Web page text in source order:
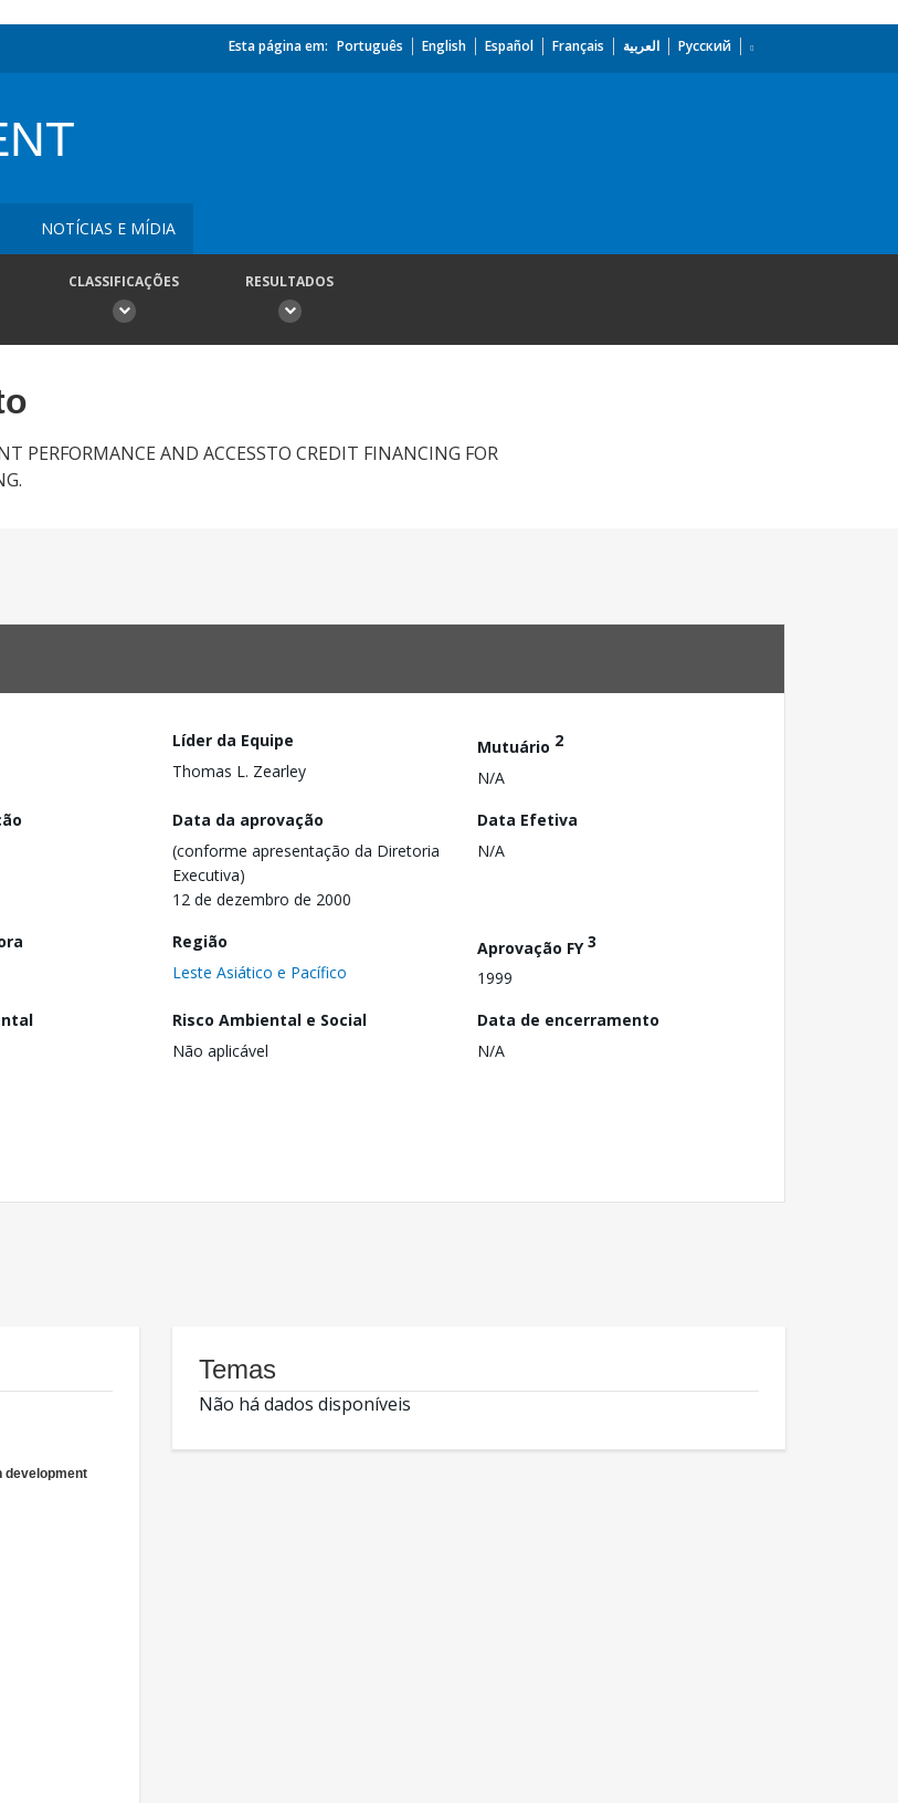
Esta página em: Português English Español Français العربية Русский
NOTÍCIAS E MÍDIA
CLASSIFICAÇÕES RESULTADOS
PERFORMANCE AND ACCESSTO CREDIT FINANCING FOR
Líder da Equipe
Thomas L. Zearley
Mutuário 2
N/A
Data da aprovação
(conforme apresentação da Diretoria
Executiva)
12 de dezembro de 2000
Data Efetiva
N/A
Região
Leste Asiático e Pacífico
Aprovação FY3
1999
Risco Ambiental e Social
Não aplicável
Data de encerramento
N/A
development
Temas
Não há dados disponíveis